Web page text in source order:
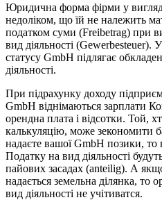
Юридична форма фірми у
недоліком, що їй не належить
податком суми (Freibetrag) при
вид діяльності
статусу GmbH підлягає
діяльності.
При підрахунку доходу
GmbH віднімаються зарплати
орендна плата і відсотки. Той,
калькуляцію, може зекономити
надаєте вашої GmbH позики, то
Податку на вид діяльності
пайових засадах (anteilig). А
надається земельна ділянка, то
вид діяльності не учітиватся.